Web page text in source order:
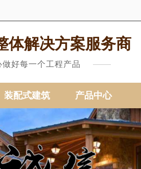
体解决方案服务商
好每一个工程产品
装配式建筑 产品中心